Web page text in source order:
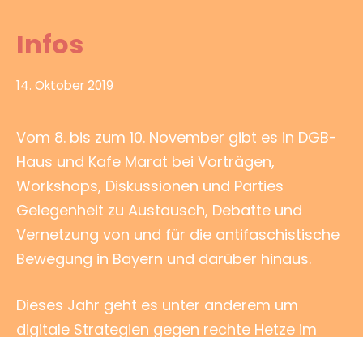
Infos
14. Oktober 2019
Vom 8. bis zum 10. November gibt es in DGB-
Haus und Kafe Marat bei Vorträgen,
Workshops, Diskussionen und Parties
Gelegenheit zu Austausch, Debatte und
Vernetzung von und für die antifaschistische
Bewegung in Bayern und darüber hinaus.
Dieses Jahr geht es unter anderem um
digitale Strategien gegen rechte Hetze im